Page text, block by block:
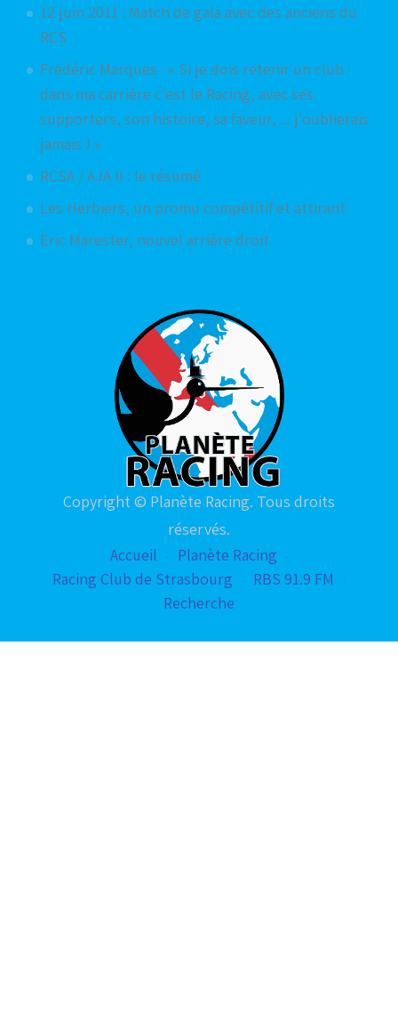
12 juin 2011 : Match de gala avec des anciens du
RCS
Frédéric Marques : « Si je dois retenir un club
dans ma carrière c'est le Racing, avec ses
supporters, son histoire, sa faveur, ... j'oublierais
jamais ! »
RCSA / AJA II : le résumé
Les Herbiers, un promu compétitif et attirant
Eric Marester, nouvel arrière droit
Copyright © Planète Racing. Tous droits
réservés.
Accueil
Planète Racing
Racing Club de Strasbourg
RBS 91.9 FM
Recherche